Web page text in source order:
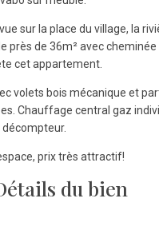
sur la place du village, la
près de 36m² avec
cet appartement.
volets bois mécanique et
Chauffage central gaz
prix très attractif!
du bien